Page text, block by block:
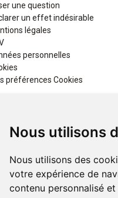
Nous utilisons
Nous utilisons des
votre expérience de
contenu personnalisé
une question
un effet indésirable
légales
personnelles
préférences Cookies
Apotekisto, pharmacie